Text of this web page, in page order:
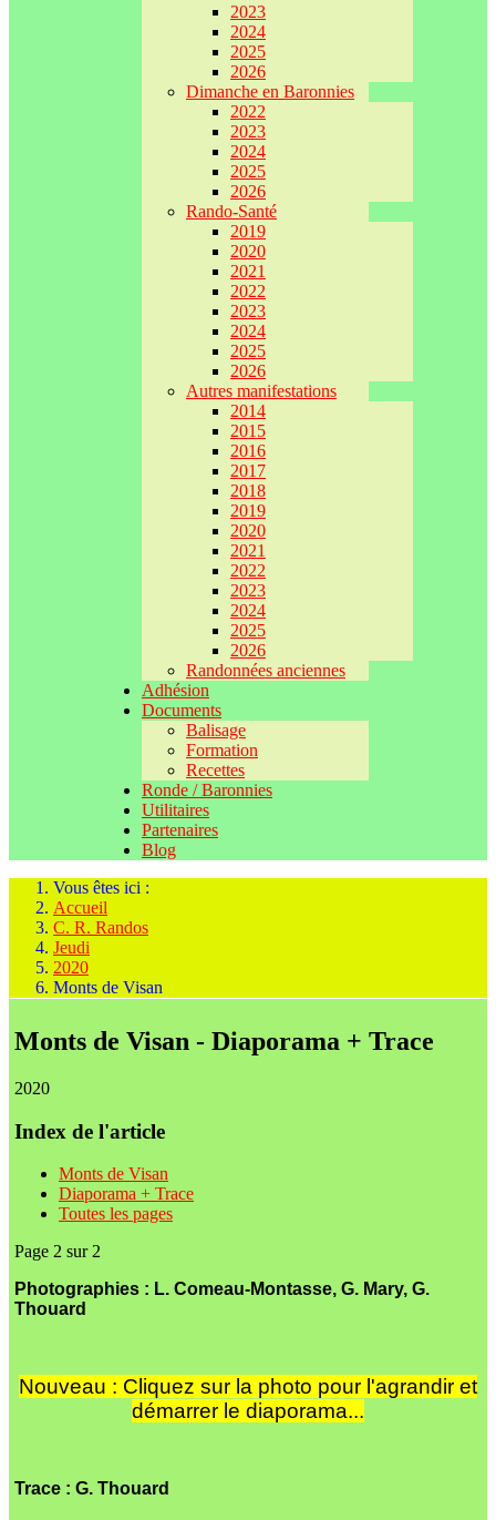
2023
2024
2025
2026
Dimanche en Baronnies
2022
2023
2024
2025
2026
Rando-Santé
2019
2020
2021
2022
2023
2024
2025
2026
Autres manifestations
2014
2015
2016
2017
2018
2019
2020
2021
2022
2023
2024
2025
2026
Randonnées anciennes
Adhésion
Documents
Balisage
Formation
Recettes
Ronde / Baronnies
Utilitaires
Partenaires
Blog
Vous êtes ici :
Accueil
C. R. Randos
Jeudi
2020
Monts de Visan
Monts de Visan - Diaporama + Trace
2020
Index de l'article
Monts de Visan
Diaporama + Trace
Toutes les pages
Page 2 sur 2
Photographies : L. Comeau-Montasse, G. Mary, G.
Thouard
Nouveau : Cliquez sur la photo pour l'agrandir et
démarrer le diaporama...
Trace : G. Thouard